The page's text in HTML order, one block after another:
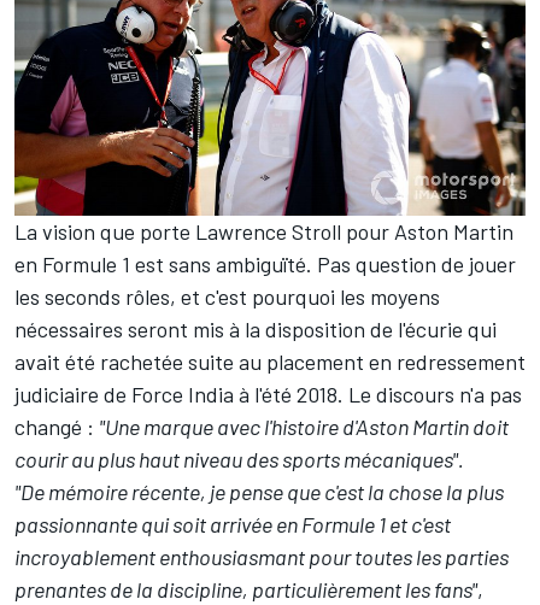
La vision que porte Lawrence Stroll pour Aston Martin
en Formule 1 est sans ambiguïté. Pas question de jouer
les seconds rôles, et c'est pourquoi les moyens
nécessaires seront mis à la disposition de l'écurie qui
avait été rachetée suite au placement en redressement
judiciaire de Force India à l'été 2018. Le discours n'a pas
changé : "Une marque avec l'histoire d'Aston Martin doit
courir au plus haut niveau des sports mécaniques".
"De mémoire récente, je pense que c'est la chose la plus
passionnante qui soit arrivée en Formule 1 et c'est
incroyablement enthousiasmant pour toutes les parties
prenantes de la discipline, particulièrement les fans",